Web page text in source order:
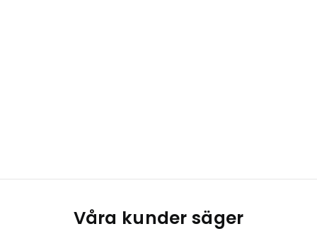
Våra kunder säger